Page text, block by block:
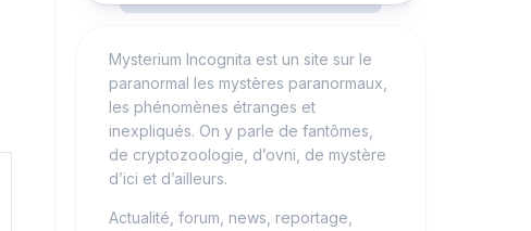
Mysterium Incognita est un site sur le
paranormal les mystères paranormaux,
les phénomènes étranges et
inexpliqués. On y parle de fantômes,
de cryptozoologie, d’ovni, de mystère
d’ici et d’ailleurs.
Actualité, forum, news, reportage,